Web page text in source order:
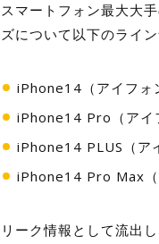
スマートフォン最大大
ズについて以下のライ
iPhone14（アイフォ
iPhone14 Pro（アイ
iPhone14 PLUS（ア
iPhone14 Pro Max（
リーク情報として流出